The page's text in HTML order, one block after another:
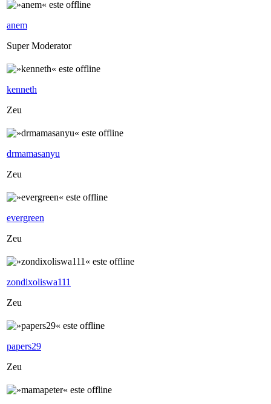
anem
Super Moderator
kenneth
Zeu
drmamasanyu
Zeu
evergreen
Zeu
zondixoliswa111
Zeu
papers29
Zeu